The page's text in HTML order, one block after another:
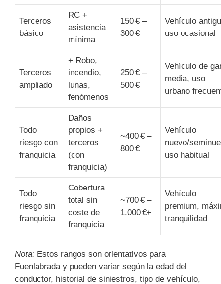
Terceros
básico
RC +
asistencia
mínima
150 € –
300 €
Vehículo
uso ocasional
Terceros
ampliado
+ Robo,
incendio,
lunas,
fenómenos
250 € –
500 €
Vehículo de
media, uso
urbano
Todo
riesgo con
franquicia
Daños
propios +
terceros
(con
franquicia)
~400 € –
800 €
Vehículo
nuevo/
uso habitual
Todo
riesgo sin
franquicia
Cobertura
total sin
coste de
franquicia
~700 € –
1.000 €+
Vehículo
premium,
tranquilidad
Nota: Estos rangos son orientativos para
Fuenlabrada y pueden variar según la edad del
conductor, historial de siniestros, tipo de vehículo,